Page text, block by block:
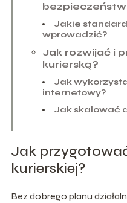
Jakie
wprowadzić?
Jak rozwijać i
kurierską?
Jak
internetowy?
Jak skalować
Jak
kurierskiej?
Bez dobrego planu